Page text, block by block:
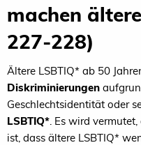
machen
227-228)
Ältere LSBTIQ* ab 50
Diskriminierungen
Geschlechtsidentität oder
LSBTIQ* . Es wird
ist, dass ältere LSBTIQ*